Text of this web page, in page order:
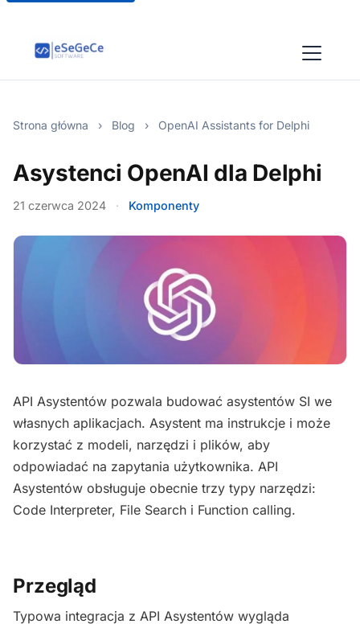
Strona główna › Blog › OpenAI Assistants for Delphi
Asystenci OpenAI dla Delphi
21 czerwca 2024 · Komponenty
API Asystentów pozwala budować asystentów SI we
własnych aplikacjach. Asystent ma instrukcje i może
korzystać z modeli, narzędzi i plików, aby
odpowiadać na zapytania użytkownika. API
Asystentów obsługuje obecnie trzy typy narzędzi:
Code Interpreter, File Search i Function calling.
Przegląd
Typowa integracja z API Asystentów wygląda